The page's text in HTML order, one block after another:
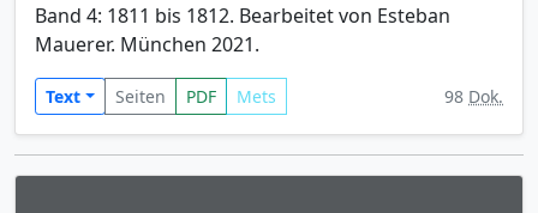
Band 4: 1811 bis 1812. Bearbeitet von Esteban
Mauerer. München 2021.
Text Seiten PDF Mets 98 Dok.